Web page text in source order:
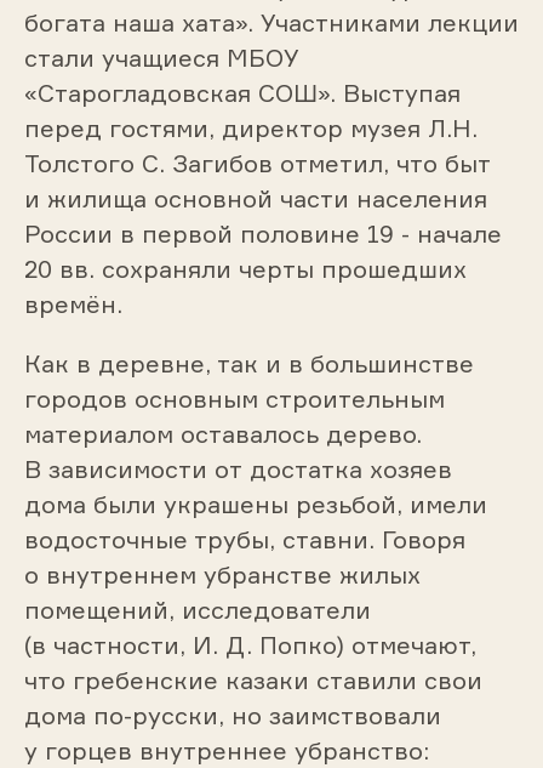
богата наша хата». Участниками лекции
стали учащиеся МБОУ
«Старогладовская СОШ». Выступая
перед гостями, директор музея Л.Н.
Толстого С. Загибов отметил, что быт
и жилища основной части населения
России в первой половине 19 - начале
20 вв. сохраняли черты прошедших
времён.
Как в деревне, так и в большинстве
городов основным строительным
материалом оставалось дерево.
В зависимости от достатка хозяев
дома были украшены резьбой, имели
водосточные трубы, ставни. Говоря
о внутреннем убранстве жилых
помещений, исследователи
(в частности, И. Д. Попко) отмечают,
что гребенские казаки ставили свои
дома по-русски, но заимствовали
у горцев внутреннее убранство: